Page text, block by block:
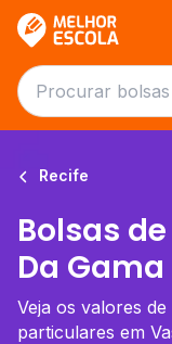
Recife
Bolsas
Da Gama
Veja os valores
particulares em